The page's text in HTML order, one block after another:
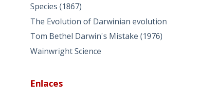
Species (1867)
The Evolution of Darwinian evolution
Tom Bethel Darwin's Mistake (1976)
Wainwright Science
Enlaces